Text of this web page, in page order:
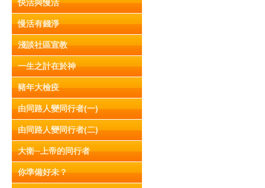
快活與慢活
慢活有錢淨
淺談社區宣教
一生之計在於神
豬年大檢疫
由同路人變同行者(一)
由同路人變同行者(二)
大衛─上帝的同行者
你準備好未？